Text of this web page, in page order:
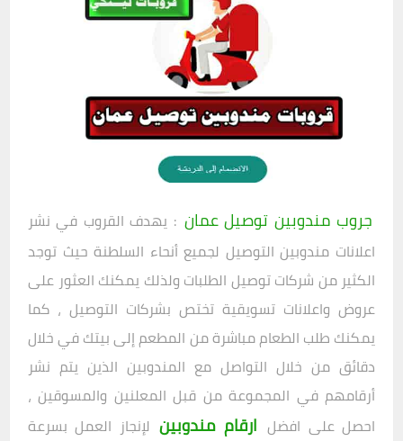
جروب مندوبين توصيل عمان : يهدف القروب في نشر
اعلانات مندوبين التوصيل لجميع أنحاء السلطنة حيث توجد
الكثير من شركات توصيل الطلبات ولذلك يمكنك العثور على
عروض واعلانات تسويقية تختص بشركات التوصيل ، كما
يمكنك طلب الطعام مباشرة من المطعم إلى بيتك في خلال
دقائق من خلال التواصل مع المندوبين الذين يتم نشر
أرقامهم في المجموعة من قبل المعلنين والمسوقين ،
احصل على افضل ارقام مندوبين لإنجاز العمل بسرعة